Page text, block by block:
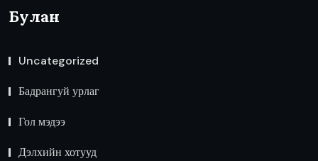
Булан
Uncategorized
Бадрангуй урлаг
Гол мэдээ
Дэлхийн хотууд